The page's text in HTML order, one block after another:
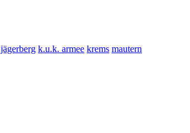
jägerberg k.u.k. armee krems mautern